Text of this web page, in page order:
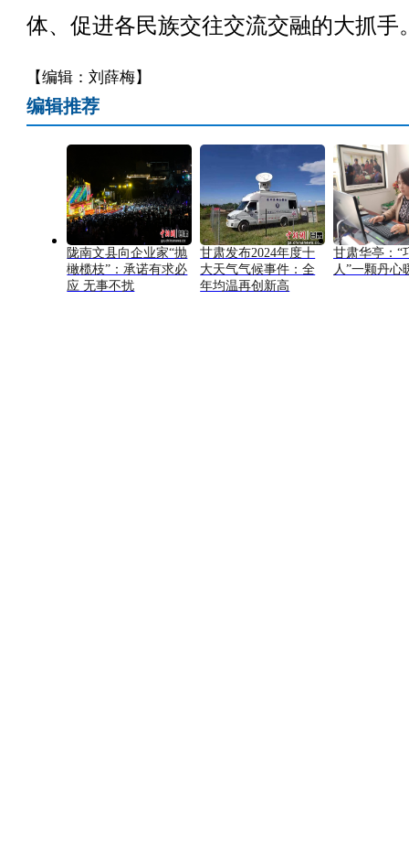
体、促进各民族交往交流交融的大抓手
【编辑：刘薛梅】
编辑推荐
陇南文县向企业家“抛
橄榄枝”：承诺有求必
应 无事不扰
甘肃发布2024年度十
大天气气候事件：全
年均温再创新高
甘肃华亭：“
人”一颗丹心